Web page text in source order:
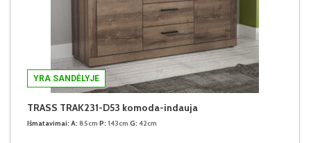
YRA SANDĖLYJE
TRASS TRAK231-D53 komoda-indauja
Išmatavimai: A: 85cm P: 143cm G: 42cm